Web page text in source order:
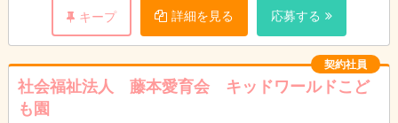
キープ 詳細を見る 応募する
契約社員
社会福祉法人 藤本愛育会 キッドワールドこど
も園